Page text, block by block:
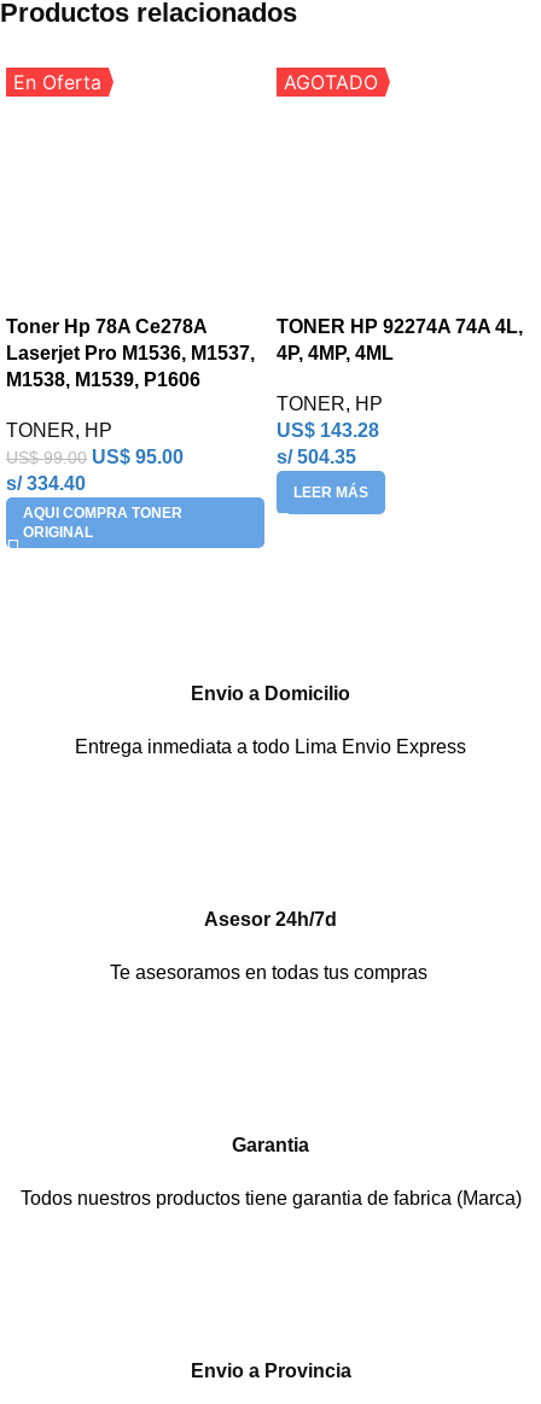
Productos relacionados
En Oferta
Toner Hp 78A Ce278A
Laserjet Pro M1536, M1537,
M1538, M1539, P1606
TONER, HP
US$99.00 US$ 95.00
s/ 334.40
AQUI COMPRA TONER
ORIGINAL
AGOTADO
TONER HP 92274A 74A 4L,
4P, 4MP, 4ML
TONER, HP
US$ 143.28
s/ 504.35
LEER MÁS
Envio a Domicilio
Entrega inmediata a todo Lima Envio Express
Asesor 24h/7d
Te asesoramos en todas tus compras
Garantia
Todos nuestros productos tiene garantia de fabrica (Marca)
Envio a Provincia